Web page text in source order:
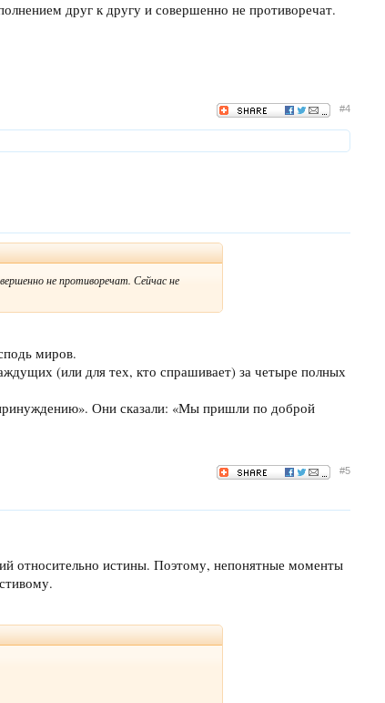
друг к другу и совершенно не противоречат.
#4
не противоречат. Сейчас не
миров.
(или для тех, кто спрашивает) за четыре полных
Они сказали: «Мы пришли по доброй
#5
относительно истины. Поэтому, непонятные моменты